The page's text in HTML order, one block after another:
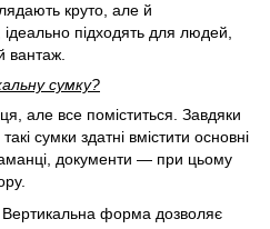
круто, але й
підходять для людей,
вантаж.
сумку?
але все поміститься. Завдяки
сумки здатні вмістити основні
документи — при цьому
Вертикальна форма дозволяє